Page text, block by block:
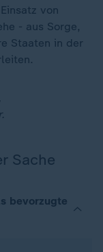
von
- aus Sorge,
Staaten in der
Sache
bevorzugte